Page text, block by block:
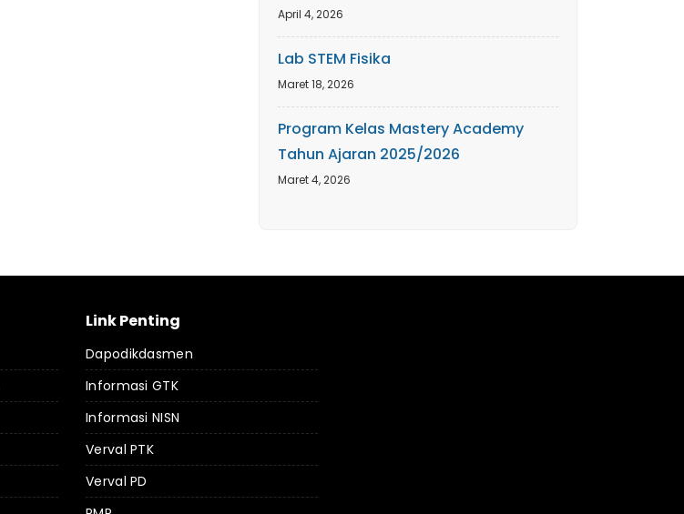
April 4, 2026
Lab STEM Fisika
Maret 18, 2026
Program Kelas Mastery Academy
Tahun Ajaran 2025/2026
Maret 4, 2026
Link Penting
Dapodikdasmen
Informasi GTK
Informasi NISN
Verval PTK
Verval PD